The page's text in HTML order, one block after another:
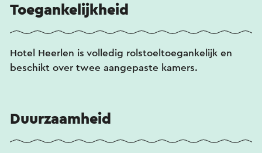
Toegankelijkheid
Hotel Heerlen is volledig rolstoeltoegankelijk en
beschikt over twee aangepaste kamers.
Duurzaamheid